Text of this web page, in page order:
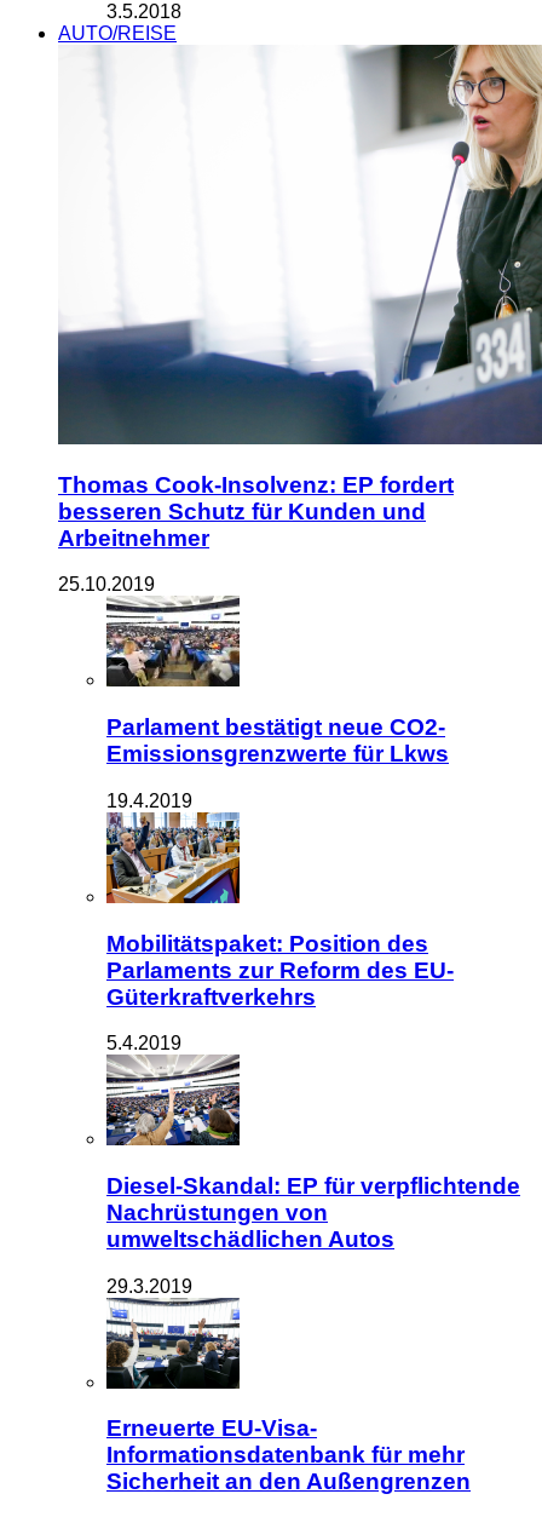
3.5.2018
AUTO/REISE
Thomas Cook-Insolvenz: EP fordert
besseren Schutz für Kunden und
Arbeitnehmer
25.10.2019
Parlament bestätigt neue CO2-
Emissionsgrenzwerte für Lkws
19.4.2019
Mobilitätspaket: Position des
Parlaments zur Reform des EU-
Güterkraftverkehrs
5.4.2019
Diesel-Skandal: EP für verpflichtende
Nachrüstungen von
umweltschädlichen Autos
29.3.2019
Erneuerte EU-Visa-
Informationsdatenbank für mehr
Sicherheit an den Außengrenzen